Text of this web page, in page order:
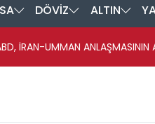
DÖVİZ ALTIN
İRAN-UMMAN ANLAŞMASININ